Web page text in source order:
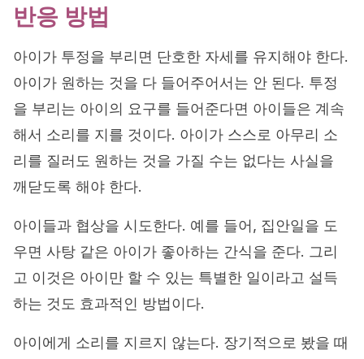
반응 방법
아이가 투정을 부리면 단호한 자세를 유지해야 한다.
아이가 원하는 것을 다 들어주어서는 안 된다. 투정
을 부리는 아이의 요구를 들어준다면 아이들은 계속
해서 소리를 지를 것이다. 아이가 스스로 아무리 소
리를 질러도 원하는 것을 가질 수는 없다는 사실을
깨닫도록 해야 한다.
아이들과 협상을 시도한다. 예를 들어, 집안일을 도
우면 사탕 같은 아이가 좋아하는 간식을 준다. 그리
고 이것은 아이만 할 수 있는 특별한 일이라고 설득
하는 것도 효과적인 방법이다.
아이에게 소리를 지르지 않는다. 장기적으로 봤을 때